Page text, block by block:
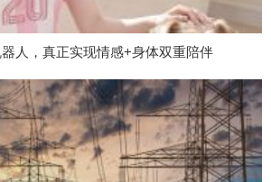
人，真正实现情感+身体双重陪伴